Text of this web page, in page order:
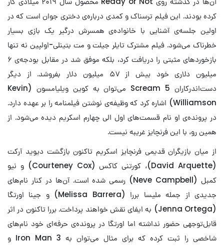
کرده بودند. این فیلم ترسناک و کمدی درباره‌ی دختری جوان است که در
اولین جلسه‌ی آشنایی با خانواده‌ی همسرش درگیر یک بازی بسیار
خطرناک می‌شود. فیلم مشترک تایلر جیلت و مت بتینلی-اولپین نه تنها
بازخوردهای مثبتی را دریافت کرد، بلکه موفق شد در مقابل بودجه‌ی ۶
میلیون دلاری خود بیش از ۵۷ میلیون دلار بفروشد. از دیگر
دست‌اندرکاران Scream 5 می‌توان به کوین ویلیامسون (Kevin
Williamson) اشاره کرد که وظیفه‌ی نوشتن فیلمنامه را بر عهده دارد.
در پرونده‌ی او نام قسمت‌های اول الی چهارم اسکریم دیده می‌شود. از
همین رو، با این فرنچایز غریبه نیست.
از میان بازیگران قدیمی فرنچایز اسکریم تاکنون بازگشت دیوید آرکت
(David Arquette)، کورتنی کاکس (Courteney Cox) و نیو
کمبل (Neve Campbell) رسمی شده است. آن‌ها در کنار نام‌های
جدیدی از جمله ملیسا بررا (Melissa Barrera) و جینا اورتگا
(Jenna Ortega) به ایفای نقش خواهند پرداخت. بررا تاکنون در اثر
قابل‌توجهی حضور نداشته اما اورتگا در پرونده‌ی حرفه‌ای خود نام‌های
شاخصی را ثبت کرده که برای مثال می‌توان به Iron Man 3 و